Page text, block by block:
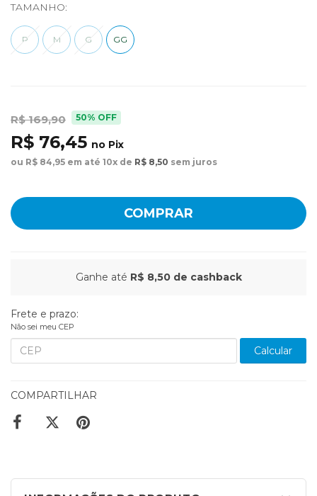
TAMANHO:
P M G GG
R$ 169,90 50% OFF
R$ 76,45 no Pix
ou R$ 84,95 em até 10x de R$ 8,50 sem juros
COMPRAR
Ganhe até R$ 8,50de cashback
Frete e prazo:
Não sei meu CEP
Calcular
COMPARTILHAR